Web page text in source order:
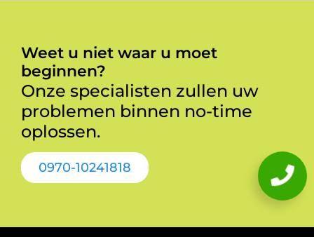
Weet u niet waar u moet
beginnen?
Onze specialisten zullen uw
problemen binnen no-time
oplossen.
0970-10241818